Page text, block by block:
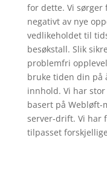
for dette. Vi sørger
negativt av nye
vedlikeholdet til
besøkstall. Slik
problemfri
bruke tiden din på
innhold. Vi har
basert på Webløft-
server-drift. Vi har
tilpasset